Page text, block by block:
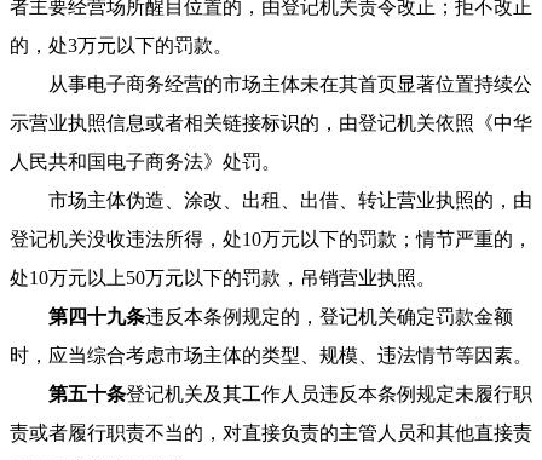
者主要经营场所醒目位置的，由登记机关责令改正；拒不改正
的，处3万元以下的罚款。
从事电子商务经营的市场主体未在其首页显著位置持续公
示营业执照信息或者相关链接标识的，由登记机关依照《中华
人民共和国电子商务法》处罚。
市场主体伪造、涂改、出租、出借、转让营业执照的，由
登记机关没收违法所得，处10万元以下的罚款；情节严重的，
处10万元以上50万元以下的罚款，吊销营业执照。
第四十九条违反本条例规定的，登记机关确定罚款金额
时，应当综合考虑市场主体的类型、规模、违法情节等因素。
第五十条登记机关及其工作人员违反本条例规定未履行职
责或者履行职责不当的，对直接负责的主管人员和其他直接责